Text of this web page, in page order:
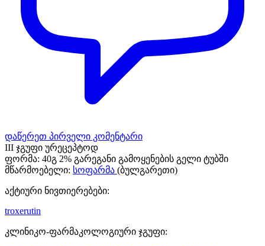
დაწერეთ პირველი კომენტარი
III ჯგუფი ურეცეპტოდ
ფორმა: 40გ 2% გარეგანი გამოყენების გელი ტუბში
მწარმოებელი: სოფარმა (ბულგარეთი)
აქტიური ნივთიერებები:
troxerutin
კლინიკო-ფარმაკოლოგიური ჯგუფი: